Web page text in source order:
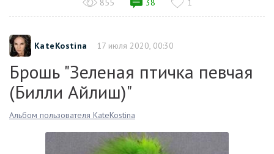
855 38 1
KateKostina 17 июля 2020, 00:30
Брошь "Зеленая птичка певчая
(Билли Айлиш)"
Альбом пользователя KateKostina